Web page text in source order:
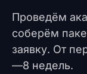
Проведём
соберём
заявку. От
—8 недель.